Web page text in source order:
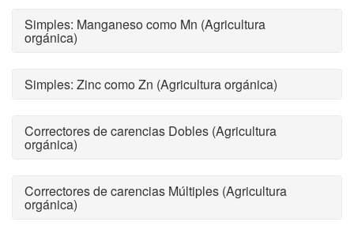
Simples: Manganeso como Mn (Agricultura
orgánica)
Simples: Zinc como Zn (Agricultura orgánica)
Correctores de carencias Dobles (Agricultura
orgánica)
Correctores de carencias Múltiples (Agricultura
orgánica)